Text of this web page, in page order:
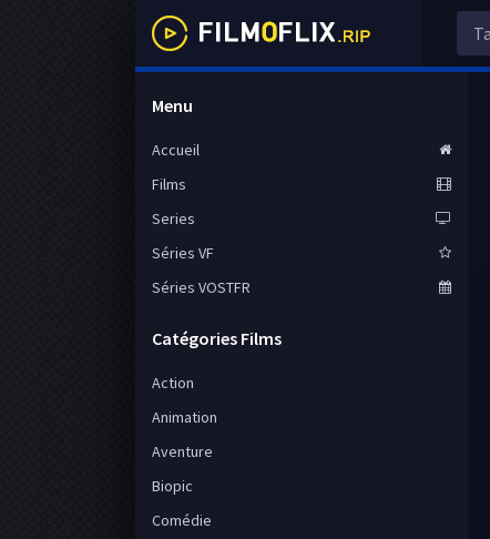
Menu
Accueil
Films
Series
Séries VF
Séries VOSTFR
Catégories Films
Action
Animation
Aventure
Biopic
Comédie